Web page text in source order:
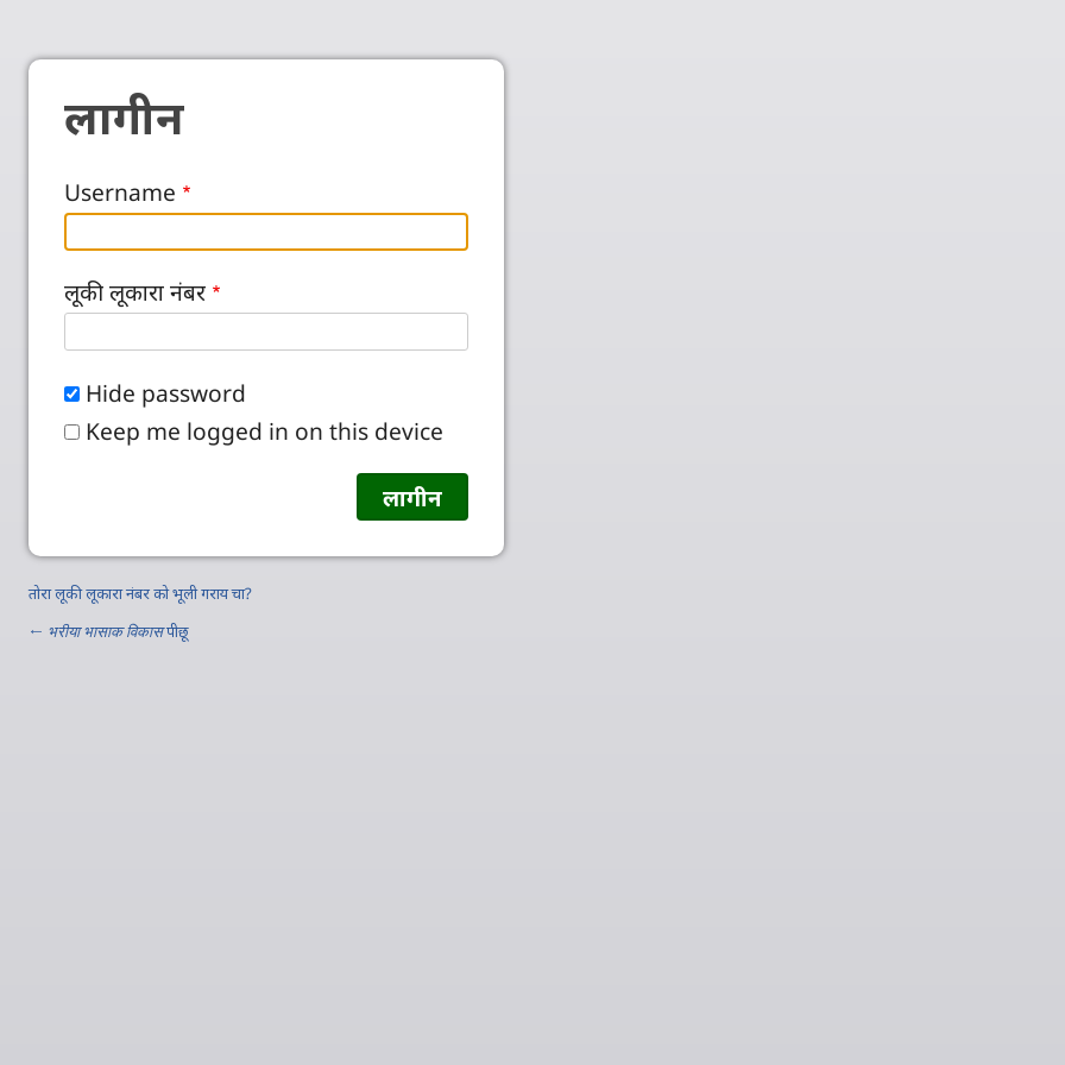
लागीन
Username
लूकी लूकारा नंबर
Hide password
Keep me logged in on this device
तोरा लूकी लूकारा नंबर को भूली गराय चा?
← भरीया भासाक विकासपीछू